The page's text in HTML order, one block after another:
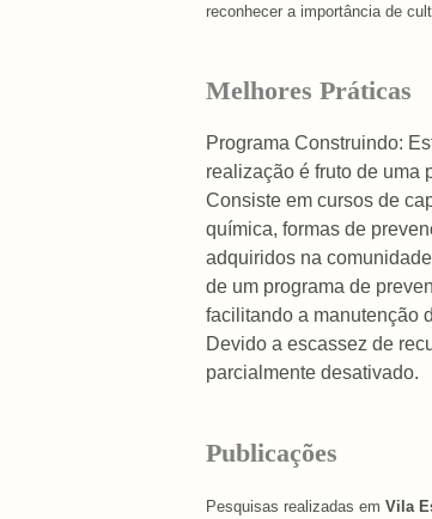
reconhecer a importância de
Melhores Práticas
Programa Construindo:
realização é fruto de uma
Consiste em cursos de
química, formas de
adquiridos na
de um programa de
facilitando a manutenção
Devido a escassez de
parcialmente desativado.
Publicações
Pesquisas realizadas em Vila